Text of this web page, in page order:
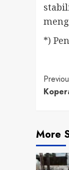
*)
More